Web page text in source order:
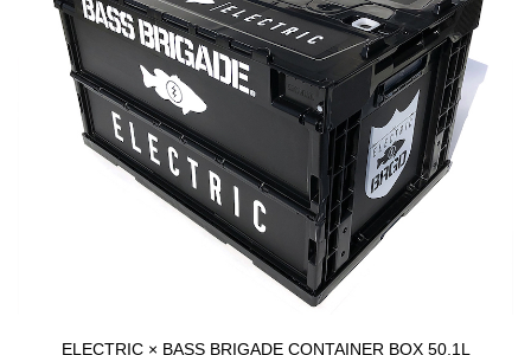
ELECTRIC × BASS BRIGADE CONTAINER BOX 50.1L